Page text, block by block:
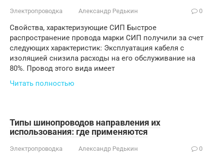
Электропроводка Александр Редькин 0
Свойства, характеризующие СИП Быстрое
распространение провода марки СИП получили за счет
следующих характеристик: Эксплуатация кабеля с
изоляцией снизила расходы на его обслуживание на
80%. Провод этого вида имеет
Читать полностью
Типы шинопроводов направления их
использования: где применяются
Электропроводка Александр Редькин 0